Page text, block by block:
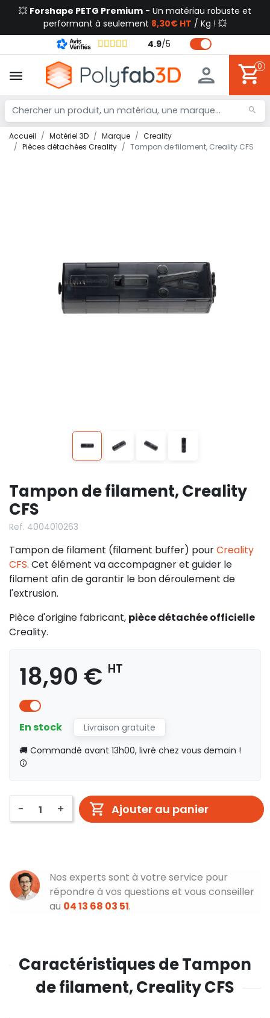
💥 Forshape PETG Premium - Un matériau robuste et
performant à seulement 8,30€ HT / Kg ! 💥
4.9/5
0
Accueil Matériel 3D Marque
Creality
Pièces détachées Creality
Tampon de filament, Creality CFS
Tampon de filament, Creality
CFS
Ref. 4004010263
Tampon de filament (filament buffer) pourCreality
CFS. Cet élément va accompagner et guider le
filament afin de garantir le bon déroulement de
l'extrusion.
Pièce d'origine fabricant, pièce détachée officielle
Creality.
18,90 € HT
En stock
Livraison gratuite
🚚 Commandé avant 13h00, livré chez vous demain !
- + Ajouter au panier
Nos experts sont à votre service pour
répondre à vos questions et vous conseiller
au 04 13 68 03 51.
Caractéristiques de Tampon
de filament, Creality CFS